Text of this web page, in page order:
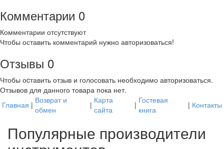
Комментарии 0
Комментарии отсутствуют
Чтобы оставить комментарий нужно авторизоваться!
Отзывы 0
Чтобы оcтавить отзыв и голосовать необходимо авторизоваться.
Отзывов для данного товара пока нет.
Главная | Возврат и
обмен
| Карта
сайта
| Гостевая
книга
| Контакты
Популярные производители